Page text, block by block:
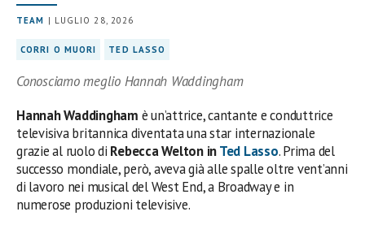
TEAM | LUGLIO 28, 2026
CORRI O MUORI TED LASSO
Conosciamo meglio Hannah Waddingham
Hannah Waddingham è un’attrice, cantante e conduttrice
televisiva britannica diventata una star internazionale
grazie al ruolo di Rebecca Welton inTed Lasso. Prima del
successo mondiale, però, aveva già alle spalle oltre vent’anni
di lavoro nei musical del West End, a Broadway e in
numerose produzioni televisive.